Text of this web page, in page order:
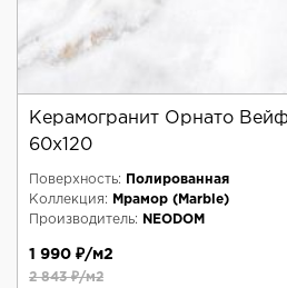
Керамогранит Орнато
60x120
Поверхность:
Полированная
Коллекция:
Мрамор (Marble)
Производитель:
NEODOM
1 990 ₽/м2
2 843 ₽/м2